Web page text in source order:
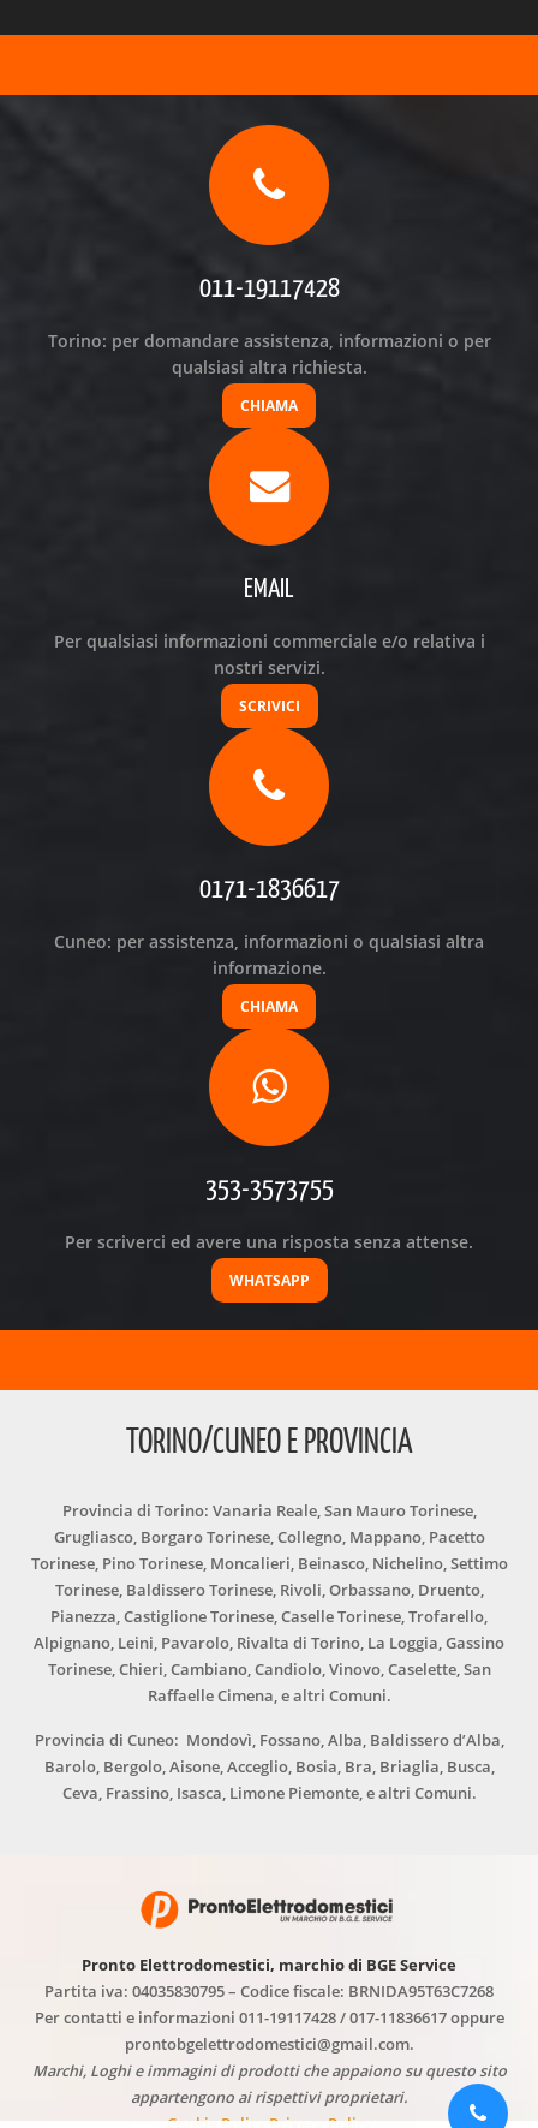
011-19117428
Torino: per domandare assistenza, informazioni o per
qualsiasi altra richiesta.
CHIAMA
EMAIL
Per qualsiasi informazioni commerciale e/o relativa i
nostri servizi.
SCRIVICI
0171-1836617
Cuneo: per assistenza, informazioni o qualsiasi altra
informazione.
CHIAMA
353-3573755
Per scriverci ed avere una risposta senza attense.
WHATSAPP
TORINO/CUNEO E PROVINCIA
Provincia di Torino: Vanaria Reale, San Mauro Torinese,
Grugliasco, Borgaro Torinese, Collegno, Mappano, Pacetto
Torinese, Pino Torinese, Moncalieri, Beinasco, Nichelino, Settimo
Torinese, Baldissero Torinese, Rivoli, Orbassano, Druento,
Pianezza, Castiglione Torinese, Caselle Torinese, Trofarello,
Alpignano, Leini, Pavarolo, Rivalta di Torino, La Loggia, Gassino
Torinese, Chieri, Cambiano, Candiolo, Vinovo, Caselette, San
Raffaelle Cimena, e altri Comuni.
Provincia di Cuneo: Mondovì, Fossano, Alba, Baldissero d’Alba,
Barolo, Bergolo, Aisone, Acceglio, Bosia, Bra, Briaglia, Busca,
Ceva, Frassino, Isasca, Limone Piemonte, e altri Comuni.
Pronto Elettrodomestici, marchio di BGE Service
Partita iva: 04035830795 – Codice fiscale: BRNIDA95T63C7268
Per contatti e informazioni 011-19117428 / 017-11836617 oppure
prontobgelettrodomestici@gmail.com.
Marchi, Loghi e immagini di prodotti che appaiono su questo sito
appartengono ai rispettivi proprietari.